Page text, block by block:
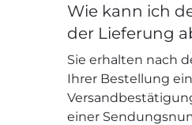
Wie kann ich
der Lieferung
Sie erhalten nach
Ihrer Bestellung
einer